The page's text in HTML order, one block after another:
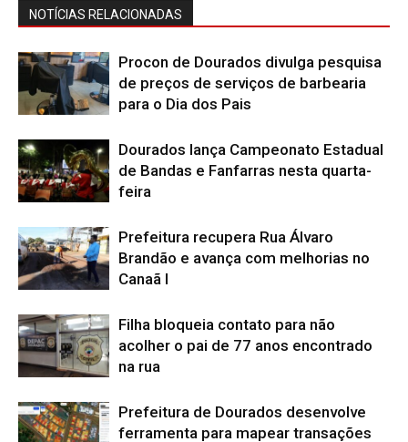
NOTÍCIAS RELACIONADAS
Procon de Dourados divulga pesquisa
de preços de serviços de barbearia
para o Dia dos Pais
Dourados lança Campeonato Estadual
de Bandas e Fanfarras nesta quarta-
feira
Prefeitura recupera Rua Álvaro
Brandão e avança com melhorias no
Canaã I
Filha bloqueia contato para não
acolher o pai de 77 anos encontrado
na rua
Prefeitura de Dourados desenvolve
ferramenta para mapear transações